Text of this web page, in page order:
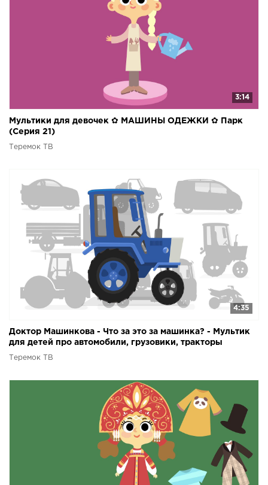
3:14
Мультики для девочек ✿ МАШИНЫ ОДЕЖКИ ✿ Парк
(Серия 21)
Теремок ТВ
4:35
Доктор Машинкова - Что за это за машинка? - Мультик
для детей про автомобили, грузовики, тракторы
Теремок ТВ